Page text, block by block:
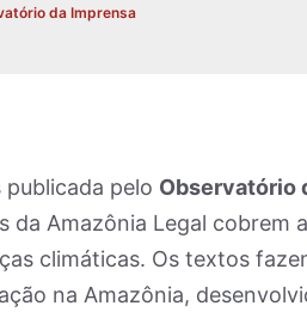
da Imprensa
pelo Observatório
da Amazônia Legal cobrem
climáticas. Os textos
na Amazônia,